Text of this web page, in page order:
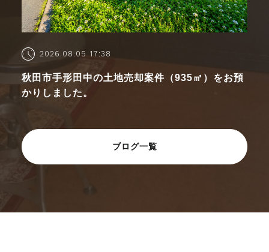
2026.08.05 17:38
秋田市手形田中の土地売却案件（935㎡）をお預
かりしました。
ブログ一覧